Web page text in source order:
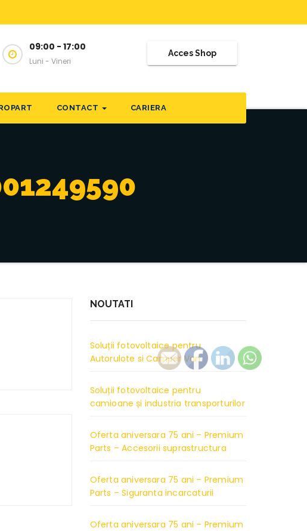
09:00 - 17:00
Luni - Vineri
Acces Shop
CONTACT CARIERA
NOUTATI
Soluții fotovoltaice pentru
Autorulote si Camper Van
Soluții fotovoltaice pentru
camioane și industria transporturilor
Oferta aniversara 75 ani – Premium
Parts – Accesorii suprastructura
Oferta aniversara 75 ani – Premium
Parts – Siguranta incarcaturii
Oferta aniversara 75 ani – Premium